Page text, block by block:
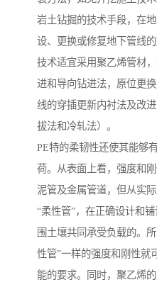
岩土钻掘的技术手段，在
设、更换或修复地下管线
技术适宜采用聚乙烯管材
进和导向钻进法，原位更
线的穿插更新内衬法及改
拔法和冷轧法）。
PE特的柔韧性还使其能够
荷。从表面上看，强度和
泥管及金属管道，但从实
“柔性管”，在正确设计和
围土壤共同承受负载的。
性管”一样的强度和刚性就
能的要求。同时，聚乙烯